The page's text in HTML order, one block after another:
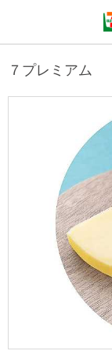
商品のご案内
今週の新商品
来週の新商品
商品カテゴリ一覧
セブンプレミアム
食の安全・安心へ
セール・キャン
サービストップ
nanacoトップ
マルチコピー機で
マルチコピー機で
企業情報
企業情報トップ
ニュースリリース
私たちの取組み
サステナビリテ
サステナビリティ
７プレミア